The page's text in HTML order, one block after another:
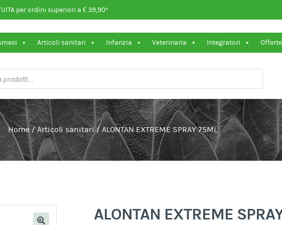
per ordini superiori a € 39,90*
Articoli sanitari Infanzia Veterinaria Integratori Offerte
Home /Articoli sanitari / ALONTAN EXTREME SPRAY 75ML
ALONTAN EXTREME